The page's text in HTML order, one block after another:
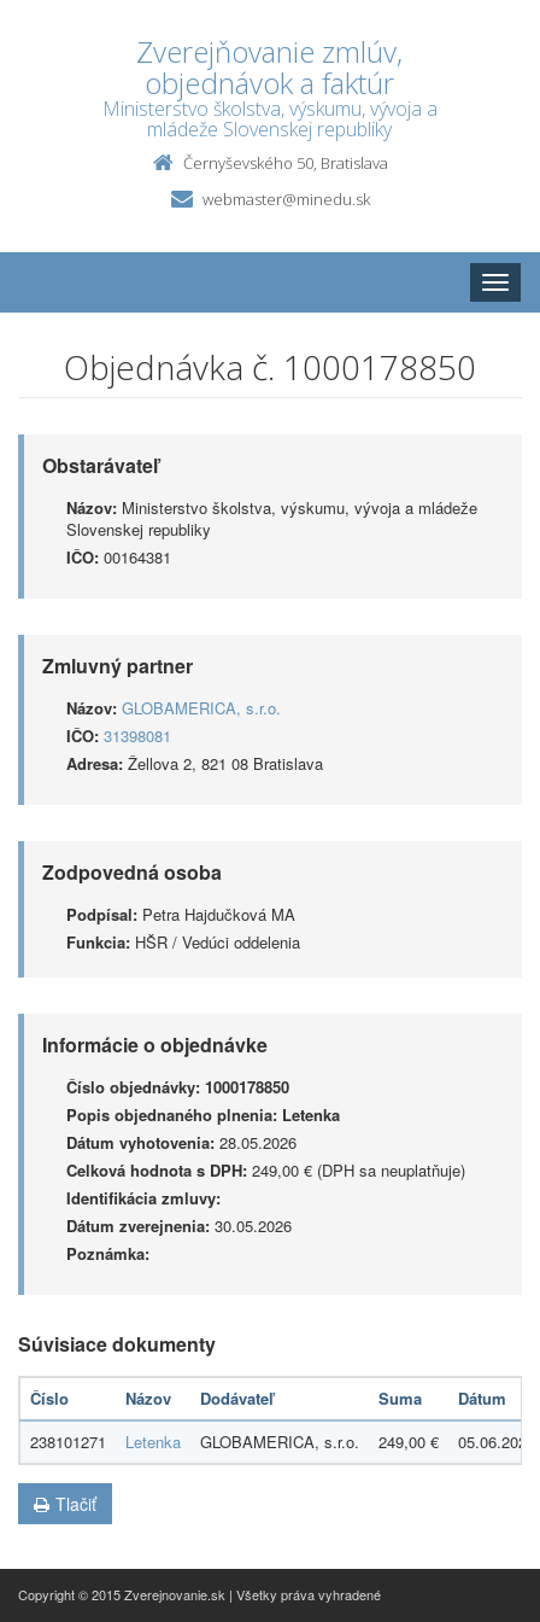
Zverejňovanie zmlúv,
objednávok a faktúr
Ministerstvo školstva, výskumu, vývoja a
mládeže Slovenskej republiky
Černyševského 50, Bratislava
webmaster@minedu.sk
Toggle
Objednávka č. 1000178850
Obstarávateľ
Názov: Ministerstvo školstva, výskumu, vývoja a mládeže
Slovenskej republiky
IČO: 00164381
Zmluvný partner
Názov: GLOBAMERICA, s.r.o.
IČO: 31398081
Adresa: Žellova 2, 821 08 Bratislava
Zodpovedná osoba
Podpísal: Petra Hajdučková MA
Funkcia: HŠR / Vedúci oddelenia
Informácie o objednávke
Číslo objednávky: 1000178850
Popis objednaného plnenia: Letenka
Dátum vyhotovenia: 28.05.2026
Celková hodnota s DPH: 249,00 € (DPH sa neuplatňuje)
Identifikácia zmluvy:
Dátum zverejnenia: 30.05.2026
Poznámka:
Súvisiace dokumenty
Číslo Názov Dodávateľ Suma
Dátum
238101271
Letenka GLOBAMERICA, s.r.o. 249,00 € 05.06.2026
Tlačiť
Copyright © 2015 Zverejnovanie.sk | Všetky práva vyhradené